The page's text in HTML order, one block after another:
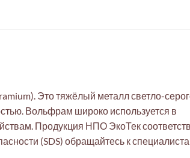
Это тяжёлый металл светло-
Вольфрам широко используется в
Продукция НПО ЭкоТек
(SDS) обращайтесь к